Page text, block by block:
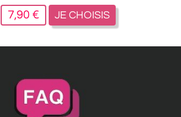
7,90 € JE CHOISIS